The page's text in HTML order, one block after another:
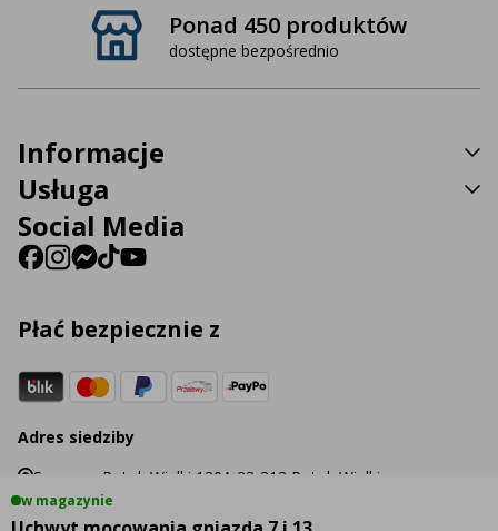
w magazynie
Ponad 450 produktów
dostępne bezpośrednio
Informacje
Usługa
Social Media
Płać bezpiecznie z
Adres siedziby
Sp. z o.o. Potok Wielki 130A 23-313 Potok Wielki